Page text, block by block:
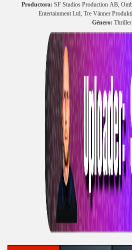
Productora: SF Studios Production AB,
Entertainment Ltd, Tre Vänner
Género:Thriller